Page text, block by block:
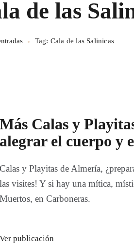
de las
Tag: Cala de las Salinicas
Más Calas y
alegrar el cuerpo y
Calas y Playitas de Almería,
las visites! Y si hay una mítica,
Muertos, en Carboneras.
Ver publicación